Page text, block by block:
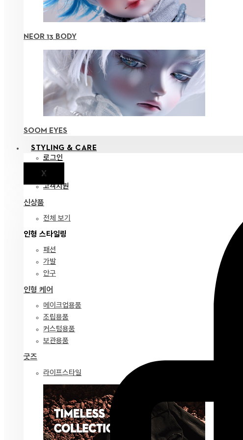
NEOR 13 BODY
SOOM EYES
STYLING & CARE
로그인
X공지
고객지원
신상품
전체 보기
인형 스타일링
패션
가발
안구
인형 케어
메이크업용품
조립용품
커스텀용품
보관용품
굿즈
라이프스타일